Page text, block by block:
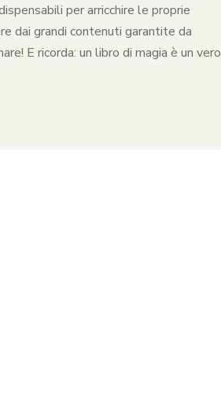
per arricchire le proprie
dai grandi contenuti garantite da
E ricorda: un libro di magia è un vero